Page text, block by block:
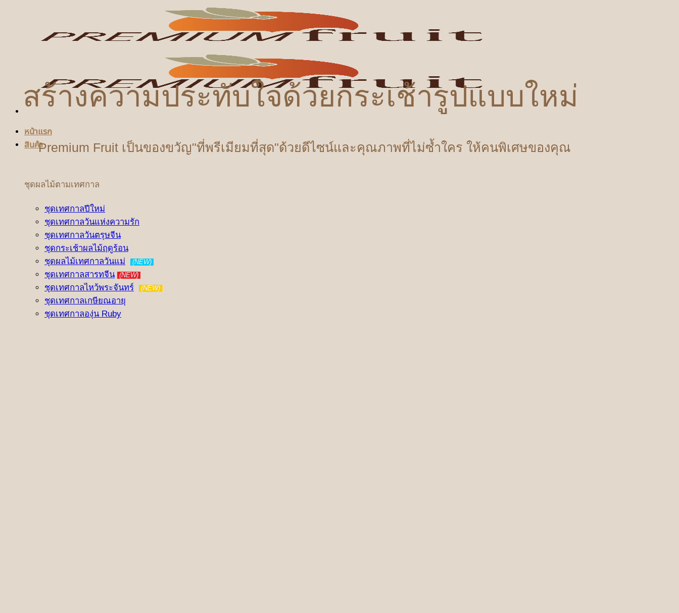
หน้าแรก
สินค้า
ชุดผลไม้ตามเทศกาล
ชุดเทศกาลปีใหม่
ชุดเทศกาลวันแห่งความรัก
ชุดเทศกาลวันตรุษจีน
ชุดกระเช้าผลไม้ฤดูร้อน
ชุดผลไม้เทศกาลวันแม่
(NEW)
ชุดเทศกาลสารทจีน (NEW)
ชุดเทศกาลไหว้พระจันทร์ (NEW)
ชุดเทศกาลเกษียณอายุ
ชุดเทศกาลองุ่น Ruby
สร้างความประทับใจด้วยกระเช้ารูปแบบใหม่
Premium Fruit เป็นของขวัญ"ที่พรีเมียมที่สุด"ด้วยดีไซน์และคุณภาพที่ไม่ซ้ำใคร ให้คนพิเศษของคุณ